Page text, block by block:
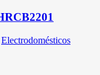
Electrodomésticos